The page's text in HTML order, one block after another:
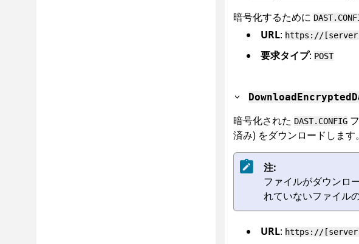
暗号化するために
URL: https://
要求タイプ: POST
暗号化された DAST.CONFIG
済み) をダウンロードします。
注:
ファイルがダウンロ
れていないファイル
URL: https://